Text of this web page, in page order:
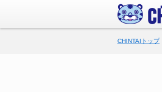
CHINTAIトップ